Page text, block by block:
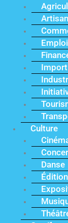
Emploi
Culture
Danse
Édition